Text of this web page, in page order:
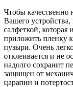
Чтобы качественно
Вашего устройства,
салфеткой, которая
приложить пленку
пузыри. Очень
отклеивается и не
надолго сохранит
защищен от
царапин и